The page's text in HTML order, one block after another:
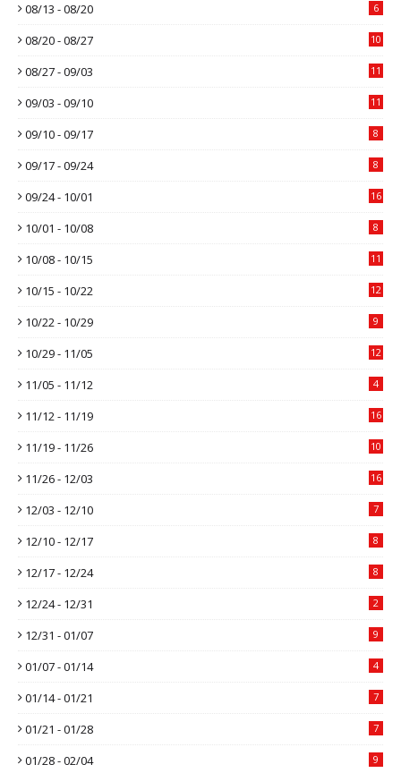
08/13 - 08/20 6
08/20 - 08/27 10
08/27 - 09/03 11
09/03 - 09/10 11
09/10 - 09/17 8
09/17 - 09/24 8
09/24 - 10/01 16
10/01 - 10/08 8
10/08 - 10/15 11
10/15 - 10/22 12
10/22 - 10/29 9
10/29 - 11/05 12
11/05 - 11/12 4
11/12 - 11/19 16
11/19 - 11/26 10
11/26 - 12/03 16
12/03 - 12/10 7
12/10 - 12/17 8
12/17 - 12/24 8
12/24 - 12/31 2
12/31 - 01/07 9
01/07 - 01/14 4
01/14 - 01/21 7
01/21 - 01/28 7
01/28 - 02/04 9